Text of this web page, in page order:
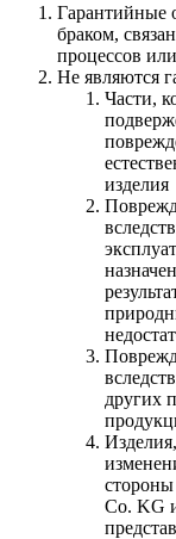
Гарантийные
браком,
процессов
Не являются
Части,
изделия
других
Со. KG